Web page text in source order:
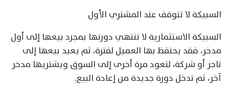
السبيكة لا تتوقف عند المشتري الأول
السبيكة الاستثمارية لا تنتهي دورتها بمجرد بيعها إلى أول
مدخر، فقد يحتفظ بها العميل لفترة، ثم يعيد بيعها إلى
تاجر أو شركة، لتعود مرة أخرى إلى السوق ويشتريها مدخر
آخر، ثم تدخل دورة جديدة من إعادة البيع.